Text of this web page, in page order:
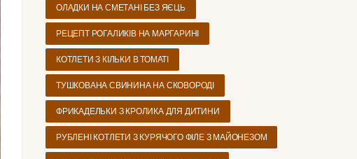
ОЛАДКИ НА СМЕТАНІ БЕЗ ЯЄЦЬ
РЕЦЕПТ РОГАЛИКІВ НА МАРГАРИНІ
КОТЛЕТИ З КІЛЬКИ В ТОМАТІ
ТУШКОВАНА СВИНИНА НА СКОВОРОДІ
ФРИКАДЕЛЬКИ З КРОЛИКА ДЛЯ ДИТИНИ
РУБЛЕНІ КОТЛЕТИ З КУРЯЧОГО ФІЛЕ З МАЙОНЕЗОМ